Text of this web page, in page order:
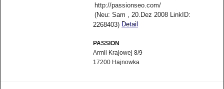
http://passionseo.com/
(Neu: Sam , 20.Dez 2008 LinkID:
2268403) Detail
PASSION
Armii Krajowej 8/9
17200 Hajnowka